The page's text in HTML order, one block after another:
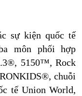
sự kiện quốc tế
môn phối hợp
5150™, Rock
chuỗi
tế Union World,